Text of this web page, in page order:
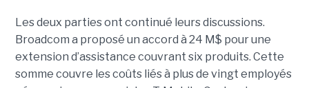
Les deux parties ont continué leurs discussions.
Broadcom a proposé un accord à 24 M$ pour une
extension d’assistance couvrant six produits. Cette
somme couvre les coûts liés à plus de vingt employés